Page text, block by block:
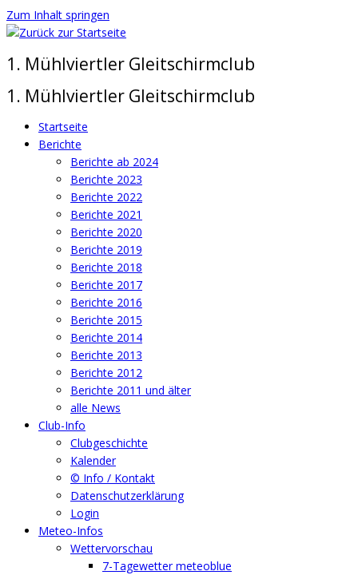
Zum Inhalt springen
1. Mühlviertler Gleitschirmclub
1. Mühlviertler Gleitschirmclub
Startseite
Berichte
Berichte ab 2024
Berichte 2023
Berichte 2022
Berichte 2021
Berichte 2020
Berichte 2019
Berichte 2018
Berichte 2017
Berichte 2016
Berichte 2015
Berichte 2014
Berichte 2013
Berichte 2012
Berichte 2011 und älter
alle News
Club-Info
Clubgeschichte
Kalender
© Info / Kontakt
Datenschutzerklärung
Login
Meteo-Infos
Wettervorschau
7-Tagewetter meteoblue